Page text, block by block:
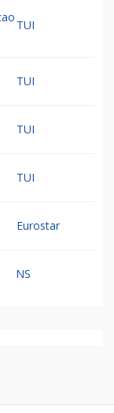
TUI
TUI
TUI
TUI
Eurostar
NS